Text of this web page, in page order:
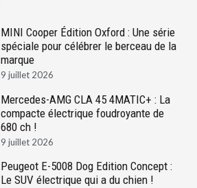
MINI Cooper Édition Oxford : Une série
spéciale pour célébrer le berceau de la
marque
9 juillet 2026
Mercedes-AMG CLA 45 4MATIC+ : La
compacte électrique foudroyante de
680 ch !
9 juillet 2026
Peugeot E-5008 Dog Edition Concept :
Le SUV électrique qui a du chien !